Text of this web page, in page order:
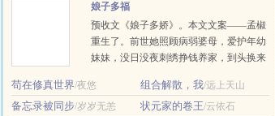
休！ 玩家：“啊？这就拯救
界了？” 文案二： 在一个快
的假期，山吹遥登录了一款异世
全息游戏。她放飞自我的花式打
副…
娘子多福
预收文《娘子多娇》。本文文案——孟椒
重生了。前世她照顾病弱婆母，爱护年幼
妹妹，没日没夜刺绣挣钱养家，到头换来
损，还要逼她自请为妾，最后更是将她送
给别人。这次，她决定为自己而活。说她
苟在修真世界/夜悠 组合解散，我/远上天山
备忘录被同步/岁岁无恙 状元家的卷王/云依石